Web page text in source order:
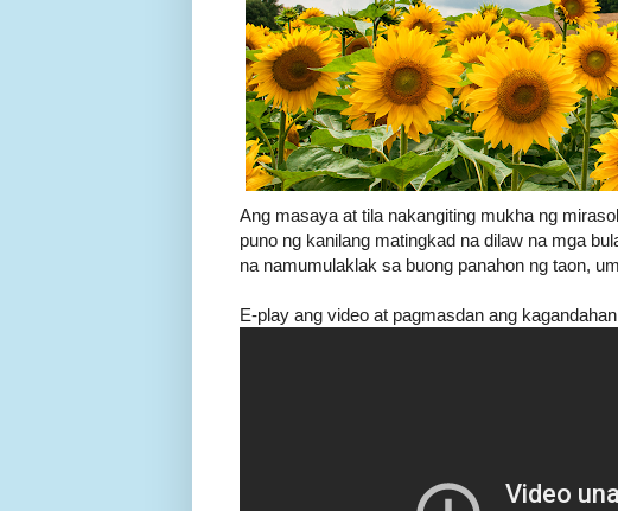
Ang masaya at tila nakangiting mukha ng
puno ng kanilang matingkad na dilaw na mga
na namumulaklak sa buong panahon ng taon,
E-play ang video at pagmasdan ang